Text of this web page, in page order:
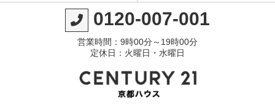
0120-007-001
営業時間：9時00分～19時00分
定休日：火曜日・水曜日